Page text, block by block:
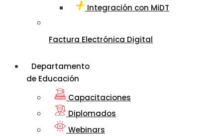
Integración con MiDT
Factura Electrónica Digital
Departamento
de Educación
Capacitaciones
Diplomados
Webinars